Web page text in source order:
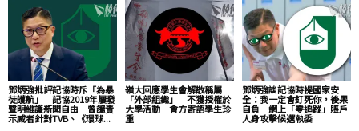
鄧炳強批評記協時斥「為暴
徒護航」 記協2019年屢發
聲明維護新聞自由 曾譴責
示威者針對TVB、《環球...
嶺大回應學生會解散稱屬
「外部組織」 不獲授權於
大學活動 會方寄語學生珍
重
鄧炳強談記協時提國家安
全：我一定會釘死你，後果
自負 網上「零追蹤」賬戶
人身攻擊候選執委